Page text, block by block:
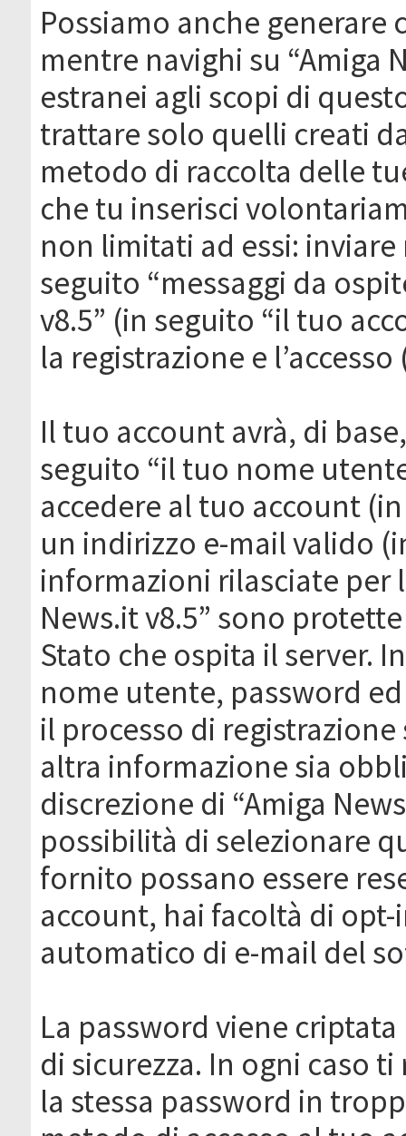
Possiamo anche
mentre navighi su “Amiga
estranei agli scopi di
trattare solo quelli creati
metodo di raccolta delle
che tu inserisci
non limitati ad essi:
seguito “messaggi da
v8.5” (in seguito “il tuo
la registrazione e
Il tuo account avrà, di
seguito “il tuo nome
accedere al tuo account
un indirizzo e-mail valido
informazioni rilasciate per
News.it v8.5” sono
Stato che ospita il server.
nome utente, password
il processo di registrazione
altra informazione sia
discrezione di “Amiga
possibilità di selezionare
fornito possano essere
account, hai facoltà di
automatico di e-mail del
La password viene
di sicurezza. In ogni caso
la stessa password in